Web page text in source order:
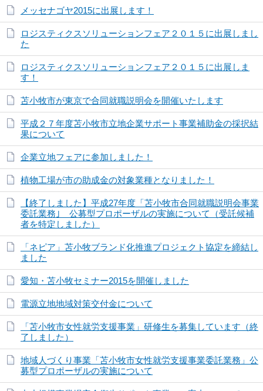
メッセナゴヤ2015に出展します！
ロジスティクスソリューションフェア２０１５に出展しまし
た
ロジスティクスソリューションフェア２０１５に出展しま
す！
苫小牧市が東京で合同就職説明会を開催いたします
平成２７年度苫小牧市立地企業サポート事業補助金の採択結
果について
企業立地フェアに参加しました！
植物工場が市の助成金の対象業種となりました！
【終了しました】平成27年度「苫小牧市合同就職説明会事業
委託業務｣ 公募型プロポーザルの実施について（受託候補
者を特定しました）
「ネピア」苫小牧ブランド化推進プロジェクト協定を締結し
ました
愛知・苫小牧セミナー2015を開催しました
電源立地地域対策交付金について
「苫小牧市女性就労支援事業」研修生を募集しています（終
了しました）
地域人づくり事業「苫小牧市女性就労支援事業委託業務」公
募型プロポーザルの実施について